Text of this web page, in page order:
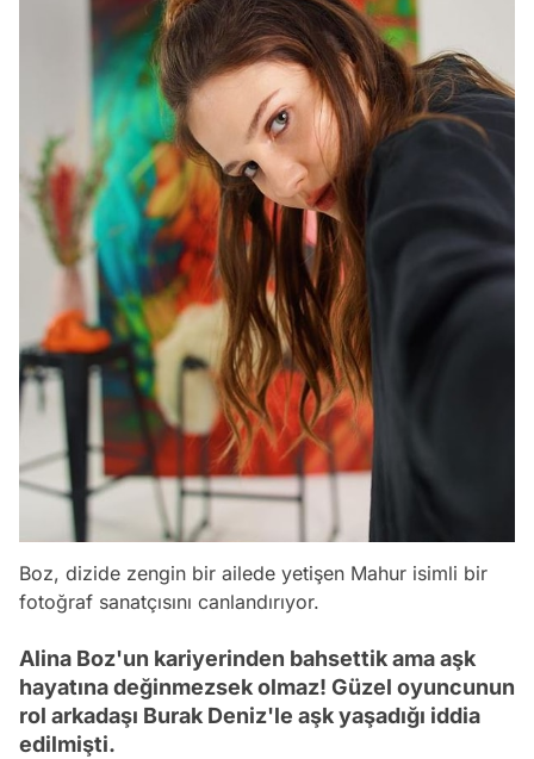
Boz, dizide zengin bir ailede yetişen Mahur isimli bir
fotoğraf sanatçısını canlandırıyor.
Alina Boz'un kariyerinden bahsettik ama aşk
hayatına değinmezsek olmaz! Güzel oyuncunun
rol arkadaşı Burak Deniz'le aşk yaşadığı iddia
edilmişti.